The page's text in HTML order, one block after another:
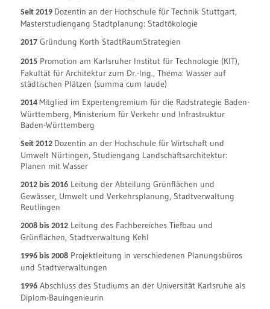
Seit 2019 Dozentin an der Hochschule für Technik Stuttgart,
Masterstudiengang Stadtplanung: Stadtökologie
2017Gründung Korth StadtRaumStrategien
2015Promotion am Karlsruher Institut für Technologie (KIT),
Fakultät für Architektur zum Dr.-Ing., Thema: Wasser auf
städtischen Plätzen (summa cum laude)
2014 Mitglied im Expertengremium für die Radstrategie Baden-
Württemberg, Ministerium für Verkehr und Infrastruktur
Baden-Württemberg
Seit 2012 Dozentin an der Hochschule für Wirtschaft und
Umwelt Nürtingen, Studiengang Landschaftsarchitektur:
Planen mit Wasser
2012 bis 2016Leitung der Abteilung Grünflächen und
Gewässer, Umwelt und Verkehrsplanung, Stadtverwaltung
Reutlingen
2008 bis 2012Leitung des Fachbereiches Tiefbau und
Grünflächen, Stadtverwaltung Kehl
1996 bis 2008Projektleitung in verschiedenen Planungsbüros
und Stadtverwaltungen
1996Abschluss des Studiums an der Universität Karlsruhe als
Diplom-Bauingenieurin